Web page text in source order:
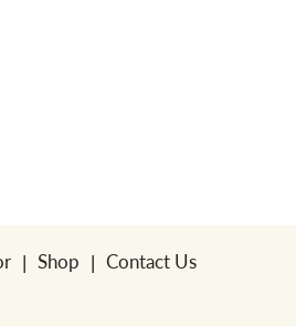
Shop Contact Us